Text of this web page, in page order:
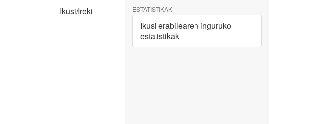
Ikusi/Ireki ESTATISTIKAK
Ikusi erabilearen inguruko
estatistikak